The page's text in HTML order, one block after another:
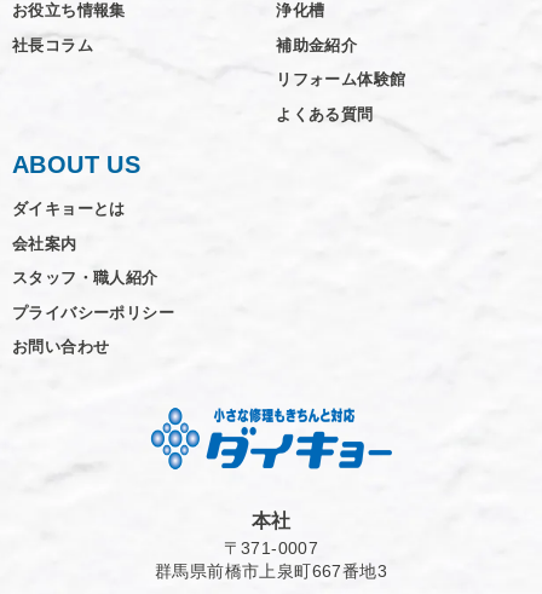
お役立ち情報集
社長コラム
浄化槽
補助金紹介
リフォーム体験館
よくある質問
ABOUT US
ダイキョーとは
会社案内
スタッフ・職人紹介
プライバシーポリシー
お問い合わせ
本社
〒371-0007
群馬県前橋市上泉町667番地3